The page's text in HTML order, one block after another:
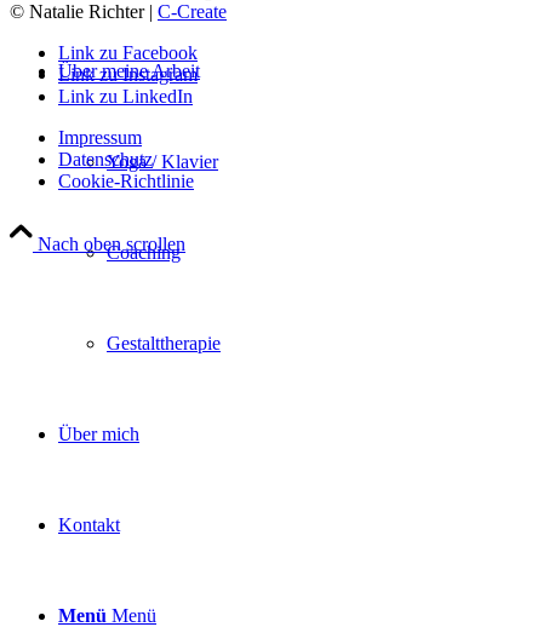
Über meine Arbeit
Yoga / Klavier
Coaching
Gestalttherapie
Über mich
Kontakt
Menü Menü
© Natalie Richter | C-Create
Link zu Facebook
Link zu Instagram
Link zu LinkedIn
Impressum
Datenschutz
Cookie-Richtlinie
Nach oben scrollen